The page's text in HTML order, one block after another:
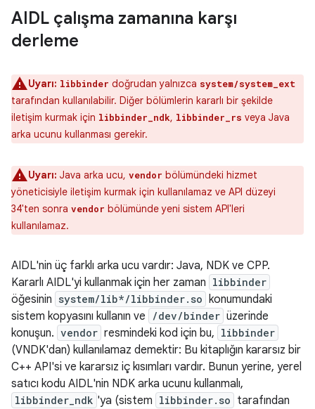
AIDL çalışma zamanına karşı
derleme
Uyarı: libbinder doğrudan yalnızca system/system_ext
tarafından kullanılabilir. Diğer bölümlerin kararlı bir şekilde
iletişim kurmak için libbinder_ndk, libbinder_rs veya Java
arka ucunu kullanması gerekir.
Uyarı: Java arka ucu, vendor bölümündeki hizmet
yöneticisiyle iletişim kurmak için kullanılamaz ve API düzeyi
34'ten sonra vendor bölümünde yeni sistem API'leri
kullanılamaz.
AIDL'nin üç farklı arka ucu vardır: Java, NDK ve CPP.
Kararlı AIDL'yi kullanmak için her zaman libbinder
öğesinin system/lib*/libbinder.so konumundaki
sistem kopyasını kullanın ve
/dev/binder üzerinde
konuşun. vendor resmindeki kod için bu, libbinder
(VNDK'dan) kullanılamaz demektir: Bu kitaplığın kararsız bir
C++ API'si ve kararsız iç kısımları vardır. Bunun yerine, yerel
satıcı kodu AIDL'nin NDK arka ucunu kullanmalı,
libbinder_ndk 'ya (sistem libbinder.so tarafından